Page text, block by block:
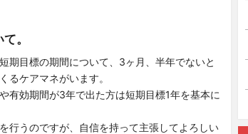
。
期目標の期間について、3ヶ月、半年でないと
るケアマネがいます。
有効期間が3年で出た方は短期目標1年を基本に
行うのですが、自信を持って主張してよろしい